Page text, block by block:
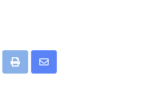
Print
Share